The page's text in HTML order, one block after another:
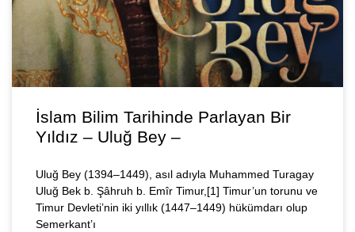
İslam Bilim Tarihinde Parlayan Bir
Yıldız – Uluğ Bey –
Uluğ Bey (1394–1449), asıl adıyla Muhammed Turagay
Uluğ Bek b. Şâhruh b. Emîr Timur,[1] Timur’un torunu ve
Timur Devleti’nin iki yıllık (1447–1449) hükümdarı olup
Semerkant’ı